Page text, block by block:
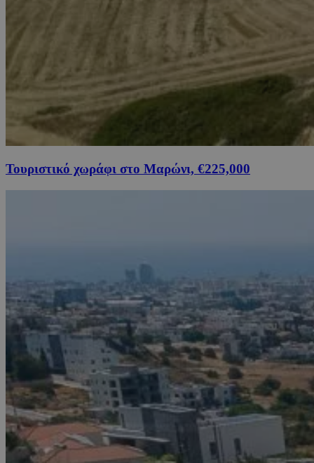
Τουριστικό χωράφι στο Μαρώνι, €225,000